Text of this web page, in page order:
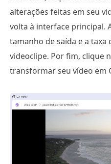
alterações feitas em seu
volta à interface principal.
tamanho de saída e a taxa
videoclipe. Por fim, clique
transformar seu vídeo em